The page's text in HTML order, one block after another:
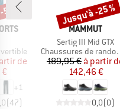
réduit
de
+1
(47)
%
MARQUE
MAMMUT
Article
Sertig III Mid GTX
Product group
Chaussures de randonnée
Prix
189,95 € Prix
à partir
142,46 €
0,0(0)
Remise
Jusqu'à -25 %